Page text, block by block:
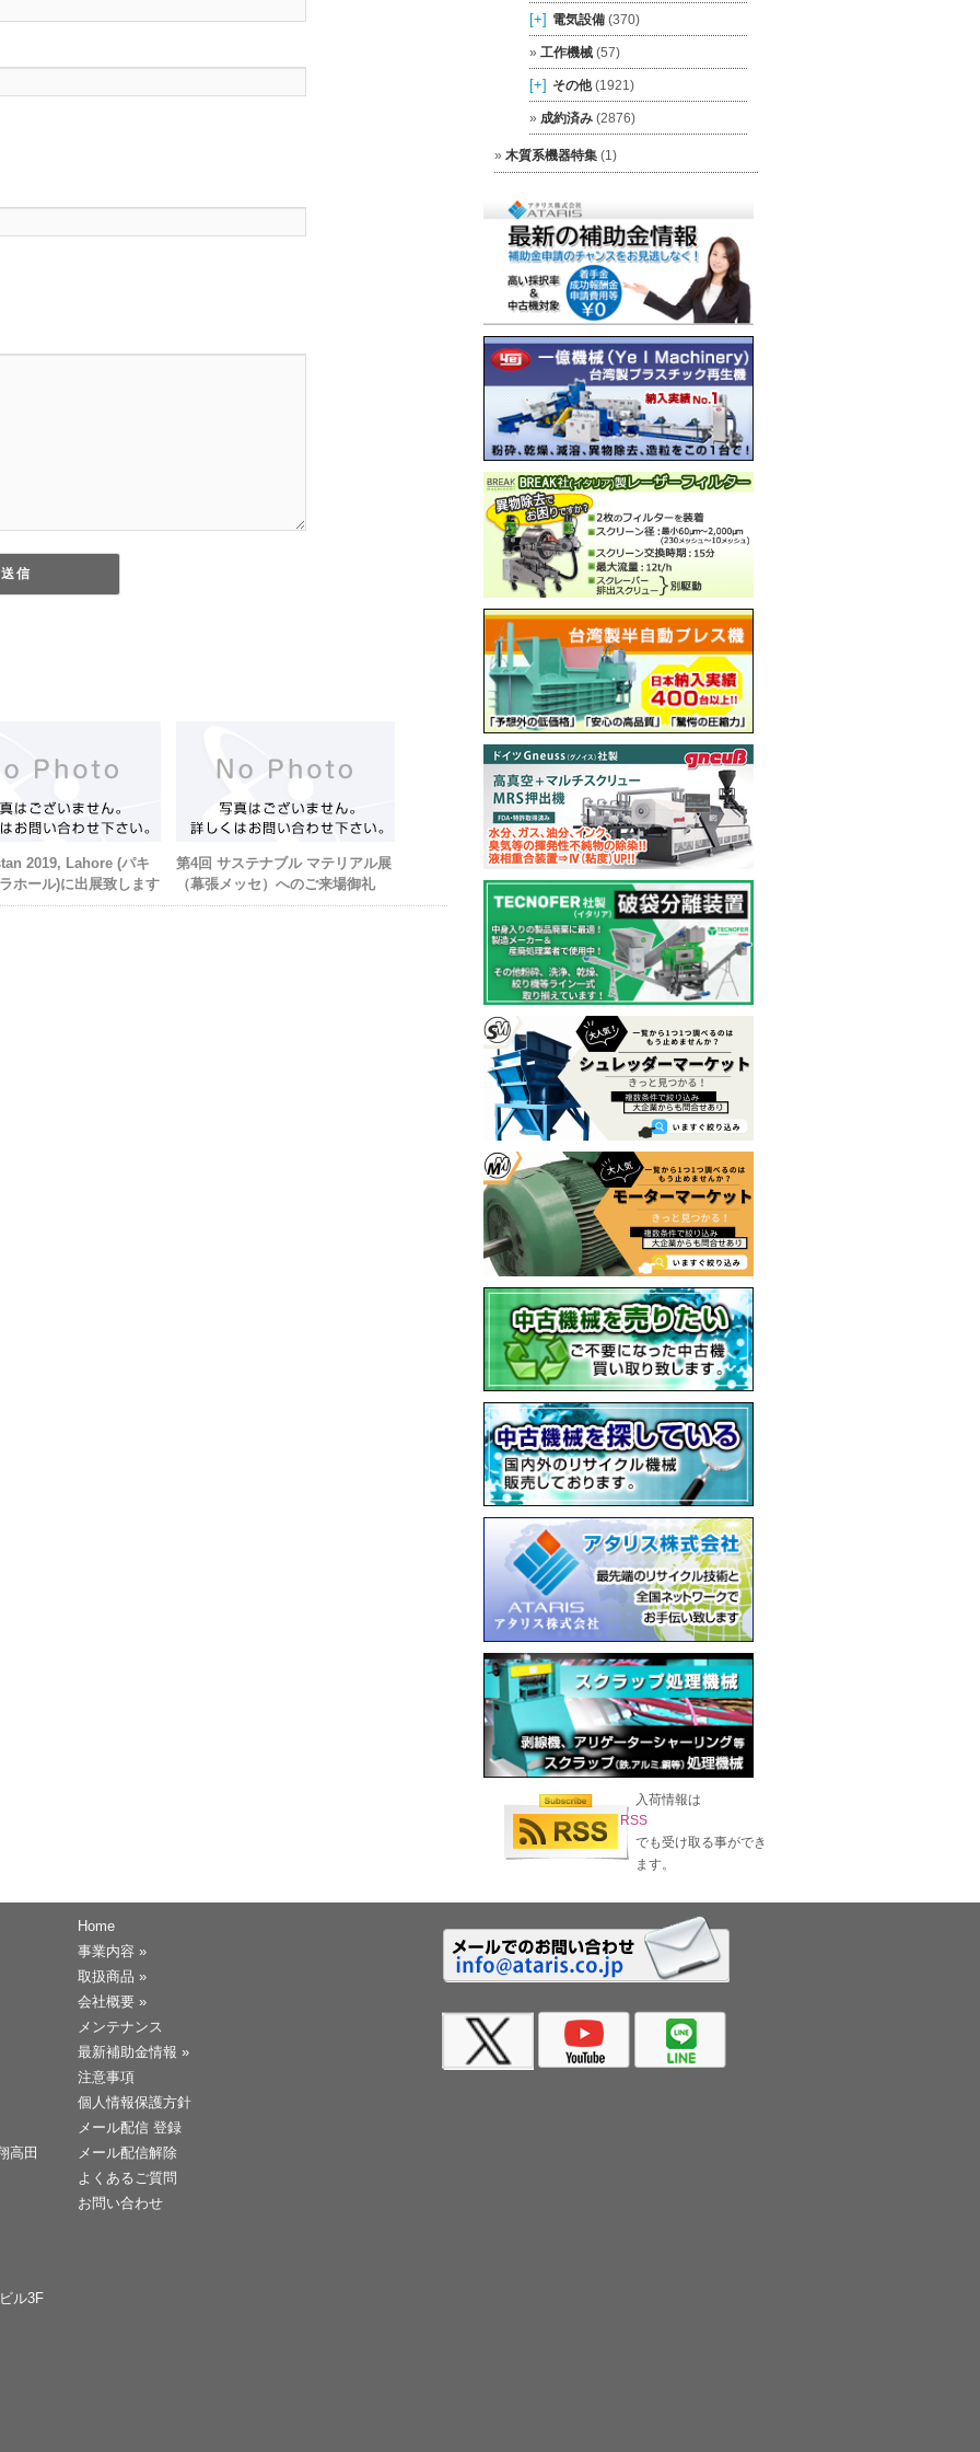
2019, Lahore (パキ
ホール)に出展致します
第4回 サステナブル マテリアル展
（幕張メッセ）へのご来場御礼
[+] 電気設備(370)
工作機械(57)
[+] その他(1921)
成約済み(2876)
木質系機器特集(1)
入荷情報は
RSS
でも受け取る事ができ
ます。
高田
ル3F
Home
事業内容 »
取扱商品 »
会社概要 »
メンテナンス
最新補助金情報 »
注意事項
個人情報保護方針
メール配信 登録
メール配信解除
よくあるご質問
お問い合わせ